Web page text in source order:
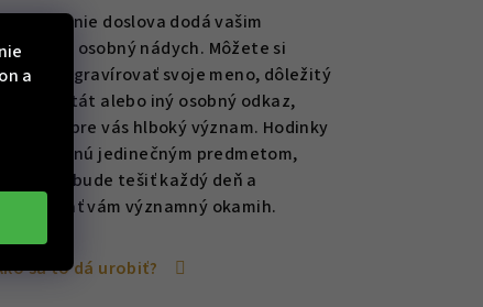
a
Gravírovanie doslova dodá vašim
osobný nádych. Môžete si
vygravírovať svoje meno, dôležitý
dátum, citát alebo iný osobný odkaz,
ktorý má pre vás hlboký význam. Hodinky
sa tak stanú jedinečným predmetom,
ktorý vás bude tešiť každý deň a
pripomínať vám významný okamih.
sa to dá urobiť?